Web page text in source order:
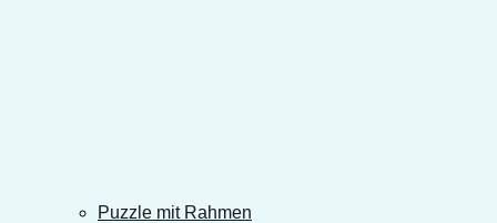
Puzzle mit Rahmen